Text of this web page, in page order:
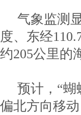
气象监测
度、东经
约205公里的
预计，“蝴
偏北方向移